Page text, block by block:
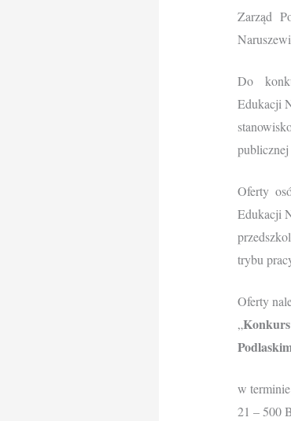
Zarząd
Do
Edukacji
Oferty
Edukacji
trybu
Oferty
„
w
21 – 500